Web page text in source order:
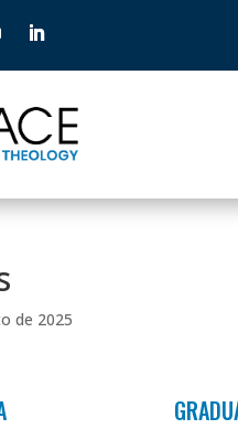
de 2025